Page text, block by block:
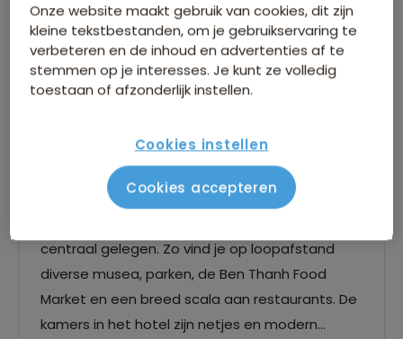
Acnos Grand Hotel - Ho Chi
Minhstad
centraal gelegen. Zo vind je op loopafstand
diverse musea, parken, de Ben Thanh Food
Market en een breed scala aan restaurants. De
kamers in het hotel zijn netjes en modern
Onze website maakt gebruik van cookies, dit zijn
kleine tekstbestanden, om je gebruikservaring te
verbeteren en de inhoud en advertenties af te
stemmen op je interesses. Je kunt ze volledig
toestaan of afzonderlijk instellen.
Cookies instellen
Cookies accepteren